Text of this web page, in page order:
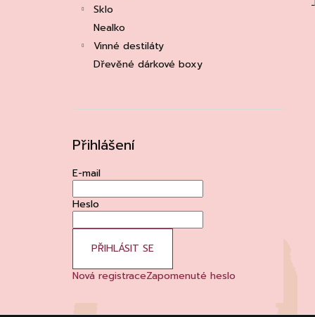
Sklo
Nealko
Vinné destiláty
Dřevěné dárkové boxy
Přihlášení
E-mail
Heslo
PŘIHLÁSIT SE
Nová registraceZapomenuté heslo